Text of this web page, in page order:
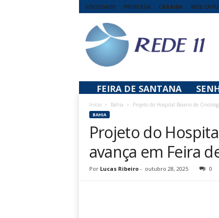
SOCIEDADE PRINCESA CARAIBA WEB
FEIRA DE SANTANA
Início Bahia Projeto do Hospital Baiano de
BAHIA
Projeto do
avança em Feira
Por Lucas Ribeiro- outubro 28, 2025 0